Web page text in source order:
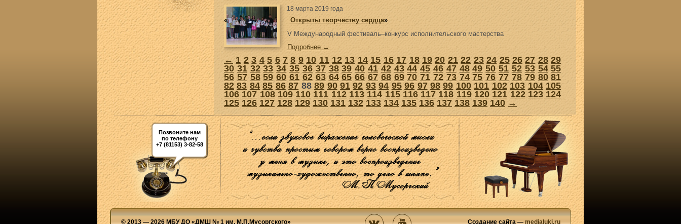
18 марта 2019 года
« Открыты творчеству сердца»
V Международный фестиваль–конкурс исполнительского мастерства
Подробнее →
← 1 2 3 4 5 6 7 8 9 10 11 12 13 14 15 16 17 18 19 20 21 22 23 24 25 26 27 28 29
30 31 32 33 34 35 36 37 38 39 40 41 42 43 44 45 46 47 48 49 50 51 52 53 54 55
56 57 58 59 60 61 62 63 64 65 66 67 68 69 70 71 72 73 74 75 76 77 78 79 80 81
82 83 84 85 86 87 88 89 90 91 92 93 94 95 96 97 98 99 100 101 102 103 104 105
106 107 108 109 110 111 112 113 114 115 116 117 118 119 120 121 122 123 124
125 126 127 128 129 130 131 132 133 134 135 136 137 138 139 140 →
Позвоните нам
по телефону
+7 (81153) 3-82-58
© 2013 — 2026 МБУ ДО «ДМШ № 1 им. М.П.Мусоргского» Создание сайта —medialuki.ru